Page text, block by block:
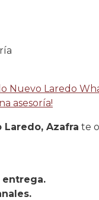
asesoría!
Laredo, Azafra te